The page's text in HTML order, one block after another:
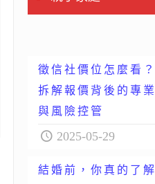
徵信社價位怎麼看？
拆解報價背後的專業
與風險控管
2025-05-29
結婚前，你真的了解